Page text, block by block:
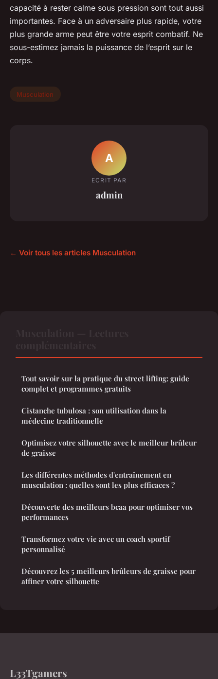
capacité à rester calme sous pression sont tout aussi
importantes. Face à un adversaire plus rapide, votre
plus grande arme peut être votre esprit combatif. Ne
sous-estimez jamais la puissance de l’esprit sur le
corps.
Musculation
A
ECRIT PAR
admin
← Voir tous les articles Musculation
Tout savoir sur la pratique du street lifting: guide
complet et programmes gratuits
Cistanche tubulosa : son utilisation dans la
médecine traditionnelle
Optimisez votre silhouette avec le meilleur brûleur
de graisse
Les différentes méthodes d'entraînement en
musculation : quelles sont les plus efficaces ?
Découverte des meilleurs bcaa pour optimiser vos
performances
Transformez votre vie avec un coach sportif
personnalisé
Découvrez les 5 meilleurs brûleurs de graisse pour
affiner votre silhouette
L33Tgamers